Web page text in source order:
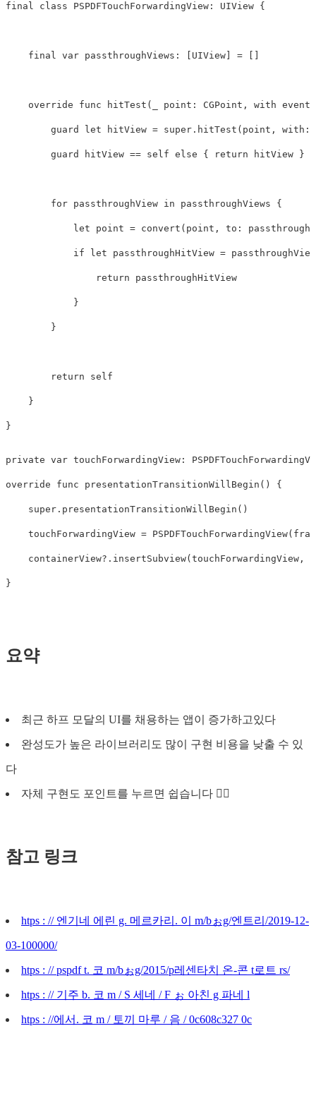
final class PSPDFTouchForwardingView : UIView {
final var passthroughViews : UIView =
override func hitTest ( point : CGPoint , with event
guard let hitView = super . hitTest ( point , with :
guard hitView == self else { return hitView }
for passthroughView in passthroughViews {
let point = convert ( point , to :
if let passthroughHitView = passthroughView
return passthroughHitView
}
}
return self
}
}
private var touchForwardingView :
override func presentationTransitionWillBegin () {
super . presentationTransitionWillBegin ()
touchForwardingView = PSPDFTouchForwardingView(
containerView? . insertSubview( touchForwardingView ,
}
요약
최근 하프 모달의 UI를 채용하는 앱이 증가하고있다
완성도가 높은 라이브러리도 많이 구현 비용을 낮출 수 있
다
자체 구현도 포인트를 누르면 쉽습니다 🙆‍♂️
참고 링크
htps : // 엔기네 에린 g. 메르카리. 이 m/bぉg/엔트리/2019-12-
03-100000/
htps : // pspdf t. 코 m/bぉg/2015/p레센타치 온-콘 t로트 rs/
htps : // 기주 b. 코 m / S 세네 / F ぉ 아친 g 파네 l
htps : //에서. 코 m / 토끼 마루 / 음 / 0c608c327 0c